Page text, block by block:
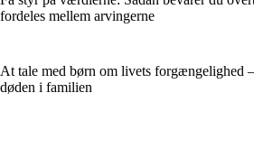
fordeles mellem arvingerne
At tale med børn om livets forgængelighed
døden i familien